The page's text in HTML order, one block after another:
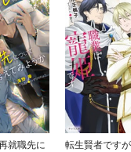
就職先に
転生賢者です